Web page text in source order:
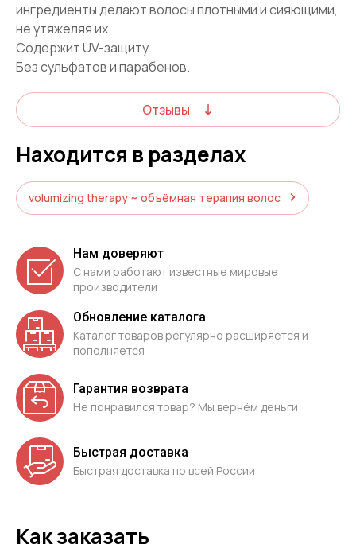
ингредиенты делают волосы плотными и сияющими,
не утяжеляя их.
Содержит UV-защиту.
Без сульфатов и парабенов.
Отзывы
Находится в разделах
volumizing therapy ~ объёмная терапия волос
Нам доверяют
С нами работают известные мировые
производители
Обновление каталога
Каталог товаров регулярно расширяется и
пополняется
Гарантия возврата
Не понравился товар? Мы вернём деньги
Быстрая доставка
Быстрая доставка по всей России
Как заказать